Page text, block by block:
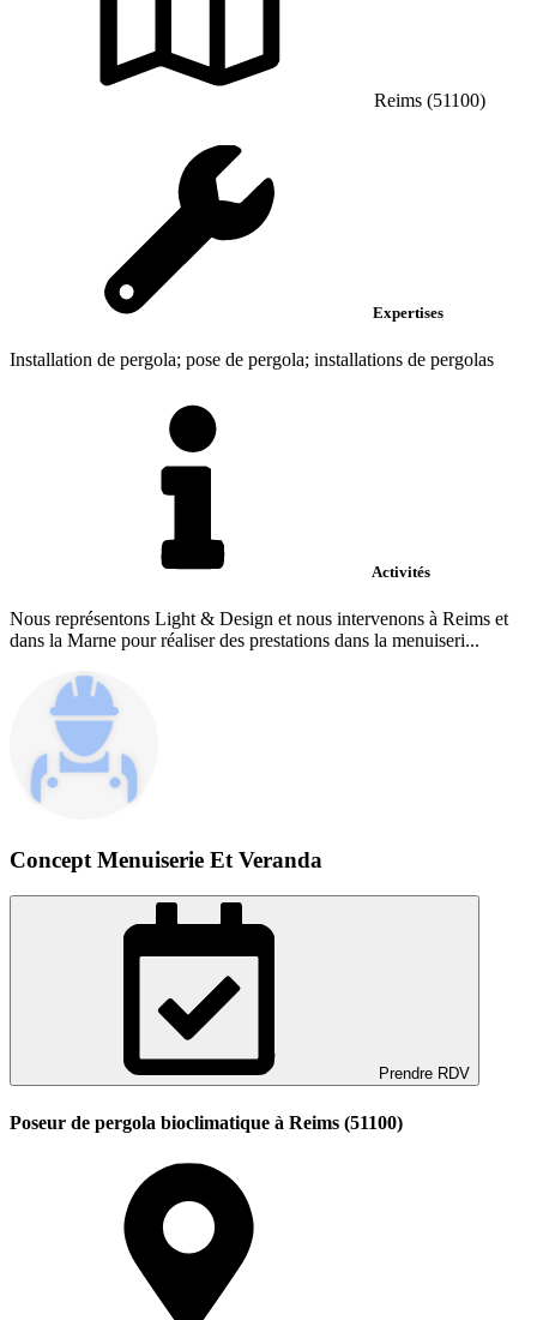
Reims (51100)
Expertises
Installation de pergola; pose de pergola; installations de pergolas
Activités
Nous représentons Light & Design et nous intervenons à Reims et
dans la Marne pour réaliser des prestations dans la menuiseri...
Concept Menuiserie Et Veranda
Prendre RDV
Poseur de pergola bioclimatique à Reims (51100)